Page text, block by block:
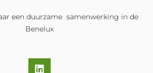
een duurzame samenwerking in de
Benelux
L